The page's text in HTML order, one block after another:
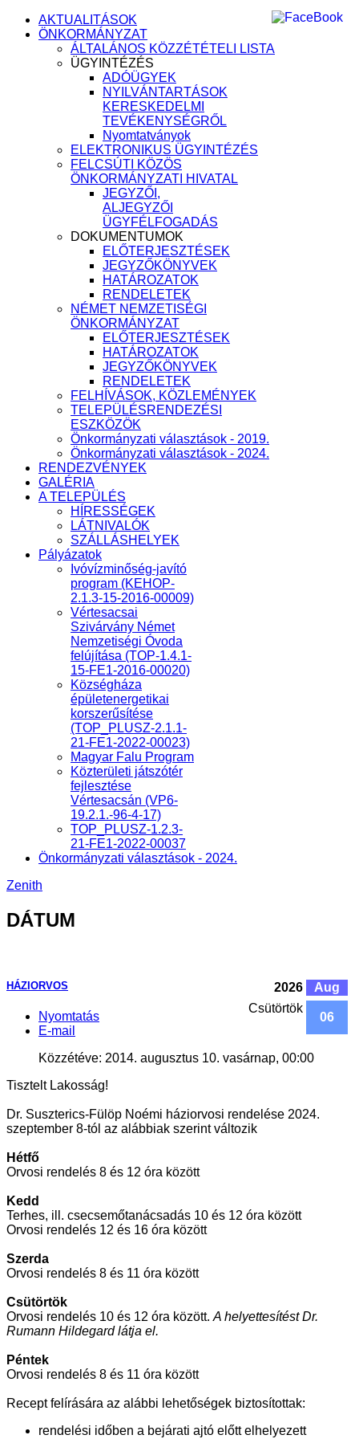
AKTUALITÁSOK
ÖNKORMÁNYZAT
ÁLTALÁNOS KÖZZÉTÉTELI LISTA
ÜGYINTÉZÉS
ADÓÜGYEK
NYILVÁNTARTÁSOK
KERESKEDELMI
TEVÉKENYSÉGRŐL
Nyomtatványok
ELEKTRONIKUS ÜGYINTÉZÉS
FELCSÚTI KÖZÖS
ÖNKORMÁNYZATI HIVATAL
JEGYZŐI,
ALJEGYZŐI
ÜGYFÉLFOGADÁS
DOKUMENTUMOK
ELŐTERJESZTÉSEK
JEGYZŐKÖNYVEK
HATÁROZATOK
RENDELETEK
NÉMET NEMZETISÉGI
ÖNKORMÁNYZAT
ELŐTERJESZTÉSEK
HATÁROZATOK
JEGYZŐKÖNYVEK
RENDELETEK
FELHÍVÁSOK, KÖZLEMÉNYEK
TELEPÜLÉSRENDEZÉSI
ESZKÖZÖK
Önkormányzati választások - 2019.
Önkormányzati választások - 2024.
RENDEZVÉNYEK
GALÉRIA
A TELEPÜLÉS
HÍRESSÉGEK
LÁTNIVALÓK
SZÁLLÁSHELYEK
Pályázatok
Ivóvízminőség-javító
program (KEHOP-
2.1.3-15-2016-00009)
Vértesacsai
Szivárvány Német
Nemzetiségi Óvoda
felújítása (TOP-1.4.1-
15-FE1-2016-00020)
Községháza
épületenergetikai
korszerűsítése
(TOP_PLUSZ-2.1.1-
21-FE1-2022-00023)
Magyar Falu Program
Közterületi játszótér
fejlesztése
Vértesacsán (VP6-
19.2.1.-96-4-17)
TOP_PLUSZ-1.2.3-
21-FE1-2022-00037
Önkormányzati választások - 2024.
Zenith
DÁTUM
2026
Aug
Csütörtök
06
HÁZIORVOS
Nyomtatás
E-mail
Közzétéve: 2014. augusztus 10. vasárnap, 00:00
Tisztelt Lakosság!
Dr. Suszterics-Fülöp Noémi háziorvosi rendelése 2024.
szeptember 8-tól az alábbiak szerint változik
Hétfő
Orvosi rendelés 8 és 12 óra között
Kedd
Terhes, ill. csecsemőtanácsadás 10 és 12 óra között
Orvosi rendelés 12 és 16 óra között
Szerda
Orvosi rendelés 8 és 11 óra között
Csütörtök
Orvosi rendelés 10 és 12 óra között. A helyettesítést Dr.
Rumann Hildegard látja el.
Péntek
Orvosi rendelés 8 és 11 óra között
Recept felírására az alábbi lehetőségek biztosítottak:
rendelési időben a bejárati ajtó előtt elhelyezett